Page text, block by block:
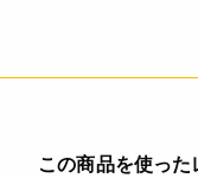
この商品を使った